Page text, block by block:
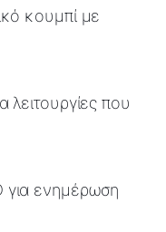
κουμπί με
λειτουργίες που
για ενημέρωση